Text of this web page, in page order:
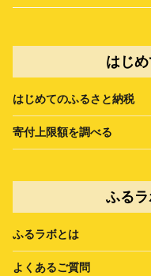
はじ
はじめてのふるさと納税
寄付上限額を調べる
ふる
ふるラボとは
よくあるご質問